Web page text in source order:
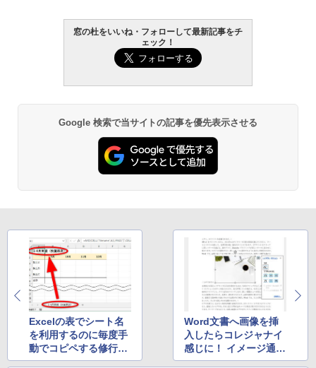
窓の杜をいいね・フォローして最新記事をチ
ェック！
Google 検索で当サイトの記事を優先表示させる
Excelの表でシート名
を利用するのに毎度手
動でコピペする修行は
不要！ 関数で取得する
Word文書へ画像を挿
入したらコレジャナイ
感じに！ イメージ通り
のレイアウトにするコ